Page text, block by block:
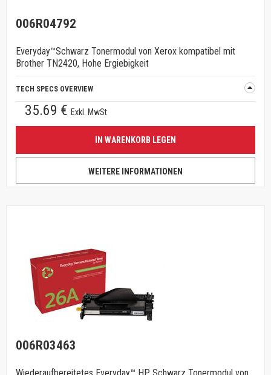
006R04792
Everyday™Schwarz Tonermodul von Xerox kompatibel mit
Brother TN2420, Hohe Ergiebigkeit
TECH SPECS OVERVIEW
35.69 € Exkl. MwSt
IN WARENKORB LEGEN
WEITERE INFORMATIONEN
006R03463